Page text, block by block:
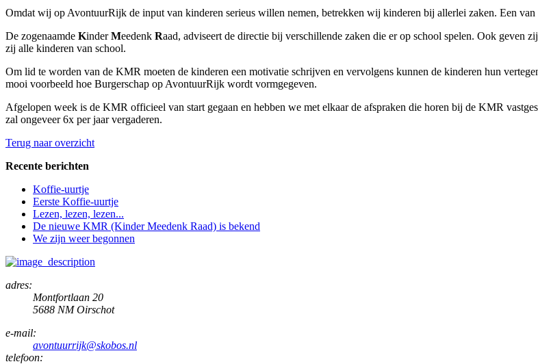
Omdat wij op AvontuurRijk de input van kinderen serieus willen nemen, betrekken wij kinderen bij allerlei zaken. Een
De zogenaamde KinderMeedenk Raad, adviseert de directie bij verschillende zaken die er op school spelen. Ook
zij alle kinderen van school.
Om lid te worden van de KMR moeten de kinderen een motivatie schrijven en vervolgens kunnen de kinderen hun
mooi voorbeeld hoe Burgerschap op AvontuurRijk wordt vormgegeven.
Afgelopen week is de KMR officieel van start gegaan en hebben we met elkaar de afspraken die horen bij de KMR
zal ongeveer 6x per jaar vergaderen.
Terug naar overzicht
Recente berichten
Koffie-uurtje
Eerste Koffie-uurtje
Lezen, lezen, lezen...
De nieuwe KMR (Kinder Meedenk Raad) is bekend
We zijn weer begonnen
adres:
Montfortlaan 20
5688 NM Oirschot
e-mail:
avontuurrijk@skobos.nl
telefoon: